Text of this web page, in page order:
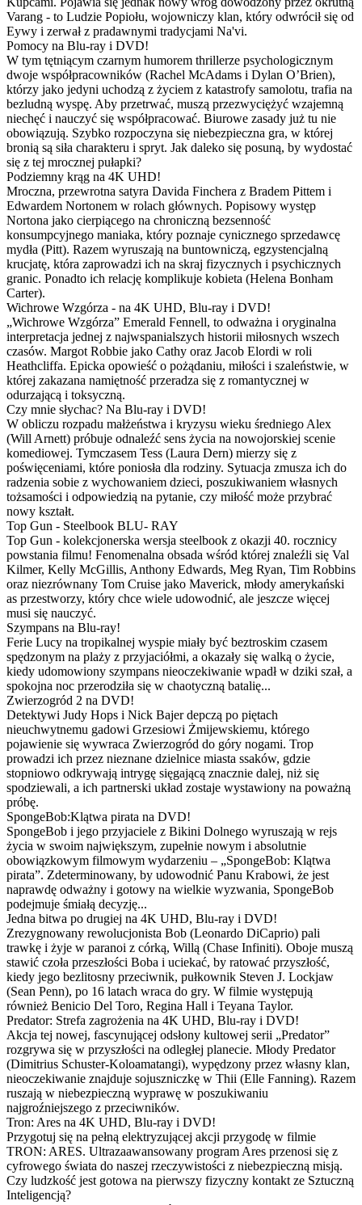
Varang - to Ludzie Popiołu, wojowniczy klan, który odwrócił się od
Eywy i zerwał z pradawnymi tradycjami Na'vi.
Pomocy na Blu-ray i DVD!
W tym tętniącym czarnym humorem thrillerze psychologicznym
dwoje współpracowników (Rachel McAdams i Dylan O’Brien),
którzy jako jedyni uchodzą z życiem z katastrofy samolotu, trafia na
bezludną wyspę. Aby przetrwać, muszą przezwyciężyć wzajemną
niechęć i nauczyć się współpracować. Biurowe zasady już tu nie
obowiązują. Szybko rozpoczyna się niebezpieczna gra, w której
bronią są siła charakteru i spryt. Jak daleko się posuną, by wydostać
się z tej mrocznej pułapki?
Podziemny krąg na 4K UHD!
Mroczna, przewrotna satyra Davida Finchera z Bradem Pittem i
Edwardem Nortonem w rolach głównych. Popisowy występ
Nortona jako cierpiącego na chroniczną bezsenność
konsumpcyjnego maniaka, który poznaje cynicznego sprzedawcę
mydła (Pitt). Razem wyruszają na buntowniczą, egzystencjalną
krucjatę, która zaprowadzi ich na skraj fizycznych i psychicznych
granic. Ponadto ich relację komplikuje kobieta (Helena Bonham
Carter).
Wichrowe Wzgórza - na 4K UHD, Blu-ray i DVD!
„Wichrowe Wzgórza” Emerald Fennell, to odważna i oryginalna
interpretacja jednej z najwspanialszych historii miłosnych wszech
czasów. Margot Robbie jako Cathy oraz Jacob Elordi w roli
Heathcliffa. Epicka opowieść o pożądaniu, miłości i szaleństwie, w
której zakazana namiętność przeradza się z romantycznej w
odurzającą i toksyczną.
Czy mnie słychac? Na Blu-ray i DVD!
W obliczu rozpadu małżeństwa i kryzysu wieku średniego Alex
(Will Arnett) próbuje odnaleźć sens życia na nowojorskiej scenie
komediowej. Tymczasem Tess (Laura Dern) mierzy się z
poświęceniami, które poniosła dla rodziny. Sytuacja zmusza ich do
radzenia sobie z wychowaniem dzieci, poszukiwaniem własnych
tożsamości i odpowiedzią na pytanie, czy miłość może przybrać
nowy kształt.
Top Gun - Steelbook BLU- RAY
Top Gun - kolekcjonerska wersja steelbook z okazji 40. rocznicy
powstania filmu! Fenomenalna obsada wśród której znaleźli się Val
Kilmer, Kelly McGillis, Anthony Edwards, Meg Ryan, Tim Robbins
oraz niezrównany Tom Cruise jako Maverick, młody amerykański
as przestworzy, który chce wiele udowodnić, ale jeszcze więcej
musi się nauczyć.
Szympans na Blu-ray!
Ferie Lucy na tropikalnej wyspie miały być beztroskim czasem
spędzonym na plaży z przyjaciółmi, a okazały się walką o życie,
kiedy udomowiony szympans nieoczekiwanie wpadł w dziki szał, a
spokojna noc przerodziła się w chaotyczną batalię...
Zwierzogród 2 na DVD!
Detektywi Judy Hops i Nick Bajer depczą po piętach
nieuchwytnemu gadowi Grzesiowi Żmijewskiemu, którego
pojawienie się wywraca Zwierzogród do góry nogami. Trop
prowadzi ich przez nieznane dzielnice miasta ssaków, gdzie
stopniowo odkrywają intrygę sięgającą znacznie dalej, niż się
spodziewali, a ich partnerski układ zostaje wystawiony na poważną
próbę.
SpongeBob:Klątwa pirata na DVD!
SpongeBob i jego przyjaciele z Bikini Dolnego wyruszają w rejs
życia w swoim największym, zupełnie nowym i absolutnie
obowiązkowym filmowym wydarzeniu – „SpongeBob: Klątwa
pirata”. Zdeterminowany, by udowodnić Panu Krabowi, że jest
naprawdę odważny i gotowy na wielkie wyzwania, SpongeBob
podejmuje śmiałą decyzję...
Jedna bitwa po drugiej na 4K UHD, Blu-ray i DVD!
Zrezygnowany rewolucjonista Bob (Leonardo DiCaprio) pali
trawkę i żyje w paranoi z córką, Willą (Chase Infiniti). Oboje muszą
stawić czoła przeszłości Boba i uciekać, by ratować przyszłość,
kiedy jego bezlitosny przeciwnik, pułkownik Steven J. Lockjaw
(Sean Penn), po 16 latach wraca do gry. W filmie występują
również Benicio Del Toro, Regina Hall i Teyana Taylor.
Predator: Strefa zagrożenia na 4K UHD, Blu-ray i DVD!
Akcja tej nowej, fascynującej odsłony kultowej serii „Predator”
rozgrywa się w przyszłości na odległej planecie. Młody Predator
(Dimitrius Schuster-Koloamatangi), wypędzony przez własny klan,
nieoczekiwanie znajduje sojuszniczkę w Thii (Elle Fanning). Razem
ruszają w niebezpieczną wyprawę w poszukiwaniu
najgroźniejszego z przeciwników.
Tron: Ares na 4K UHD, Blu-ray i DVD!
Przygotuj się na pełną elektryzującej akcji przygodę w filmie
TRON: ARES. Ultrazaawansowany program Ares przenosi się z
cyfrowego świata do naszej rzeczywistości z niebezpieczną misją.
Czy ludzkość jest gotowa na pierwszy fizyczny kontakt ze Sztuczną
Inteligencją?